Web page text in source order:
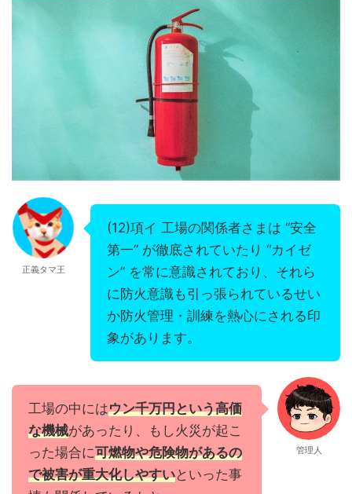
正義タマ王
(12)項イ 工場の関係者さまは “安全
第一” が徹底されていたり “カイゼ
ン” を常に意識されており、それら
に防火意識も引っ張られているせい
か防火管理・訓練を熱心にされる印
象があります。
工場の中にはウン千万円という高価
な機械があったり、もし火災が起こ
った場合に可燃物や危険物があるの
で被害が重大化しやすいといった事
管理人